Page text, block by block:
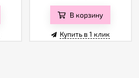
В корзину
Купить в 1 клик